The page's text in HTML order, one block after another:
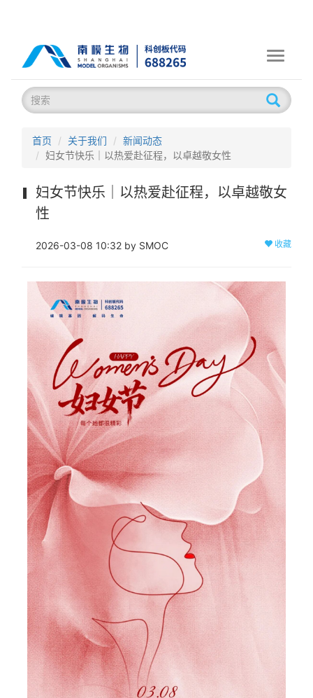
Toggle
首页 关于我们
新闻动态
妇女节快乐｜以热爱赴征程，以卓越敬女性
妇女节快乐｜以热爱赴征程，以卓越敬女
性
2026-03-08 10:32 by SMOC 收藏